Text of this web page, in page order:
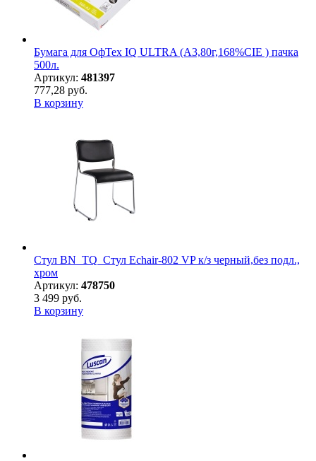
Бумага для ОфТех IQ ULTRA (А3,80г,168%CIE ) пачка
500л.
Артикул: 481397
777,28 руб.
В корзину
Стул BN_TQ_Стул Echair-802 VP к/з черный,без подл.,
хром
Артикул: 478750
3 499 руб.
В корзину